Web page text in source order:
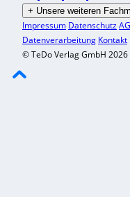
+ Unsere weiteren
Impressum Datenschutz
Datenverarbeitung Kontakt
© TeDo Verlag GmbH